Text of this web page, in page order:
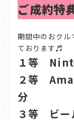
ご成約特
期間中のおクル
ております♬
１等
２等
分
３等 ビ